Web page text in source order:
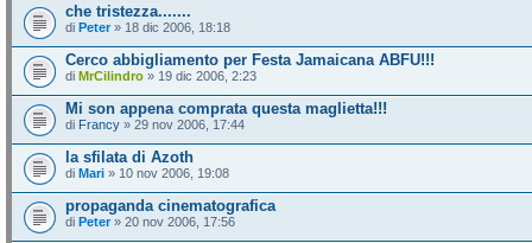
che tristezza.......
di Peter » 18 dic 2006, 18:18
Cerco abbigliamento per Festa Jamaicana ABFU!!!
di MrCilindro » 19 dic 2006, 2:23
Mi son appena comprata questa maglietta!!!
di Francy » 29 nov 2006, 17:44
la sfilata di Azoth
di Mari » 10 nov 2006, 19:08
propaganda cinematografica
di Peter » 20 nov 2006, 17:56